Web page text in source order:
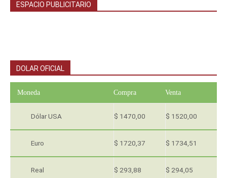
ESPACIO PUBLICITARIO
DOLAR OFICIAL
Moneda Compra Venta
Dólar USA $ 1470,00 $ 1520,00
Euro $ 1720,37 $ 1734,51
Real $ 293,88 $ 294,05